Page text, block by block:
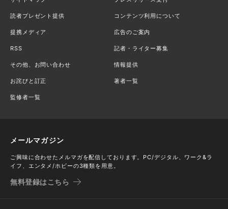
読者プレゼント提供 コンテンツ利用について
提携メディア 広告のご案内
RSS 記者・ライター募集
その他、お問い合わせ 情報提供
お詫びと訂正 著者一覧
監修者一覧
メールマガジン
ご興味に合わせたメルマガを配信しております。PC/デジタル、ワーク&ラ
イフ、エンタメ/ホビーの3種類を用意。
無料登録はこちら